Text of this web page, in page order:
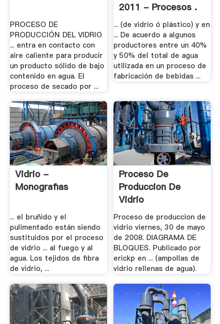
PROCESO DE
PRODUCCIÓN DEL VIDRIO
... entra en contacto con
aire caliente para producir
un producto sólido de bajo
contenido en agua. El
proceso de secado por ...
2011 - Procesos .
... (de vidrio ó plástico) y en
... De acuerdo a algunos
productores entre un 40%
y 50% del total de agua
utilizada en un proceso de
fabricación de bebidas ...
Vidrio -
Monografias
... el bruñido y el
pulimentado están siendo
sustituidos por el proceso
de vidrio ... al fuego y al
agua. Los tejidos de fibra
de vidrio, ...
Proceso De
Produccion De
Vidrio
Proceso de produccion de
vidrio viernes, 30 de mayo
de 2008. DIAGRAMA DE
BLOQUES. Publicado por
erickp en ... (ampollas de
vidrio rellenas de agua).